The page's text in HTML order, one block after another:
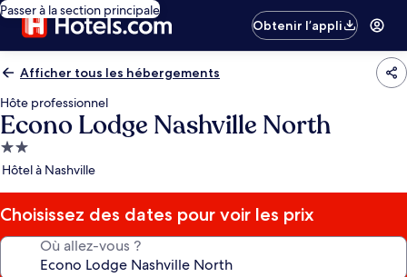
Passer à la section principale
Obtenir l’appli
Afficher tous les hébergements
Hôte professionnel
Econo Lodge Nashville North
Hébergement
2.0 étoiles
Hôtel à Nashville
Choisissez des dates pour voir les prix
Où allez-vous ?